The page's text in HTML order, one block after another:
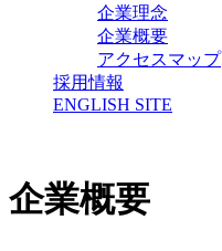
企業理念
企業概要
アクセスマップ
採用情報
ENGLISH SITE
企業概要